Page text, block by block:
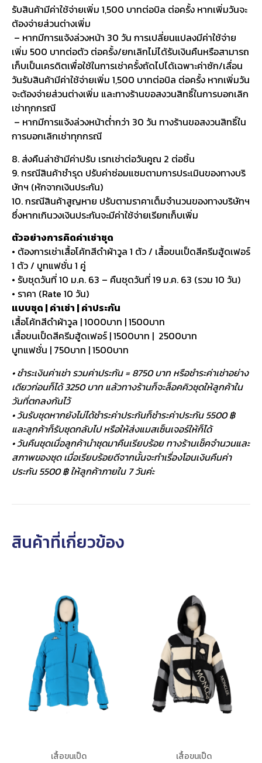
รับสินค้ามีค่าใช้จ่ายเพิ่ม 1,500 บาทต่อบิล ต่อครั้ง หากเพิ่มวันจะ
ต้องจ่ายส่วนต่างเพิ่ม
– หากมีการแจ้งล่วงหน้า 30 วัน การเปลี่ยนแปลงมีค่าใช้จ่าย
เพิ่ม 500 บาทต่อตัว ต่อครั้ง/ยกเลิกไม่ได้รับเงินคืนหรือสามารถ
เก็บเป็นเครดิตเพื่อใช้ในการเช่าครั้งถัดไปได้เฉพาะค่าซัก/เลื่อน
วันรับสินค้ามีค่าใช้จ่ายเพิ่ม 1,500 บาทต่อบิล ต่อครั้ง หากเพิ่มวัน
จะต้องจ่ายส่วนต่างเพิ่ม และทางร้านขอสงวนสิทธิ์ในการบอกเลิก
เช่าทุกกรณี
– หากมีการแจ้งล่วงหน้าต่ำกว่า 30 วัน ทางร้านขอสงวนสิทธิ์ใน
การบอกเลิกเช่าทุกกรณี
8. ส่งคืนล่าช้ามีค่าปรับ เรทเช่าต่อวันคูณ 2 ต่อชิ้น
9. กรณีสินค้าชำรุด ปรับค่าซ่อมแซมตามการประเมินของทางบริ
ษัทฯ (หักจากเงินประกัน)
10. กรณีสินค้าสูญหาย ปรับตามราคาเต็มจำนวนของทางบริษัทฯ
ซึ่งหากเกินวงเงินประกันจะมีค่าใช้จ่ายเรียกเก็บเพิ่ม
ตัวอย่างการคิดค่าเช่าชุด
• ต้องการเช่าเสื้อโค้ทสีดำผ้าวูล 1 ตัว / เสื้อขนเป็ดสีครีมฮู้ดเฟอร์
1 ตัว / บูทแฟชั่น 1 คู่
• รับชุดวันที่ 10 ม.ค. 63 – คืนชุดวันที่ 19 ม.ค. 63 (รวม 10 วัน)
• ราคา (Rate 10 วัน)
แบบชุด | ค่าเช่า | ค่าประกัน
เสื้อโค้ทสีดำผ้าวูล | 1000บาท | 1500บาท
เสื้อขนเป็ดสีครีมฮู้ดเฟอร์ | 1500บาท | 2500บาท
บูทแฟชั่น | 750บาท | 1500บาท
• ชำระเงินค่าเช่า รวมค่าประกัน = 8750 บาท หรือชำระค่าเช่าอย่าง
เดียวก่อนก็ได้ 3250 บาท แล้วทางร้านก็จะล็อคคิวชุดให้ลูกค้าใน
วันที่ตกลงกันไว้
• วันรับชุดหากยังไม่ได้ชำระค่าประกันก็ชำระค่าประกัน 5500 ฿
และลูกค้าก็รับชุดกลับไป หรือให้ส่งแมสเซ็นเจอร์ให้ก็ได้
• วันคืนชุดเมื่อลูกค้านำชุดมาคืนเรียบร้อย ทางร้านเช็คจำนวนและ
สภาพของชุด เมื่อเรียบร้อยดีจากนั้นจะทำเรื่องโอนเงินคืนค่า
ประกัน 5500 ฿ ให้ลูกค้าภายใน 7 วันค่ะ
สินค้าที่เกี่ยวข้อง
เสื้อขนเป็ด เสื้อขนเป็ด